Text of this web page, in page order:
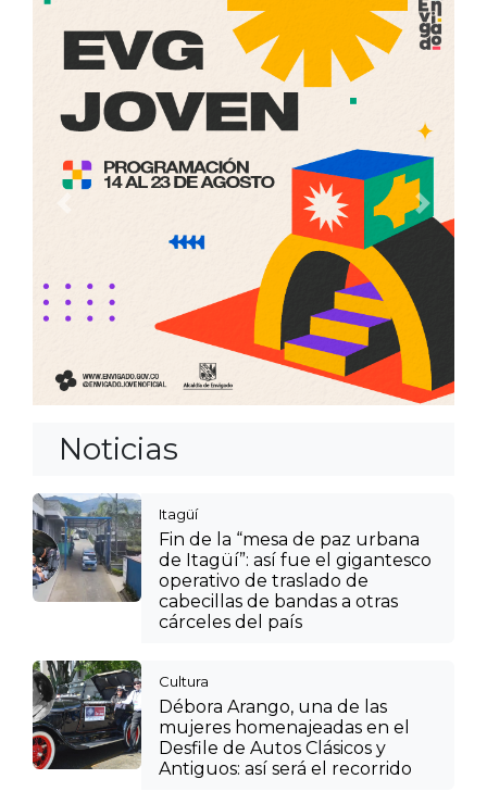
Noticias
Itagüí
Fin de la “mesa de paz urbana
de Itagüí”: así fue el gigantesco
operativo de traslado de
cabecillas de bandas a otras
cárceles del país
Cultura
Débora Arango, una de las
mujeres homenajeadas en el
Desfile de Autos Clásicos y
Antiguos: así será el recorrido